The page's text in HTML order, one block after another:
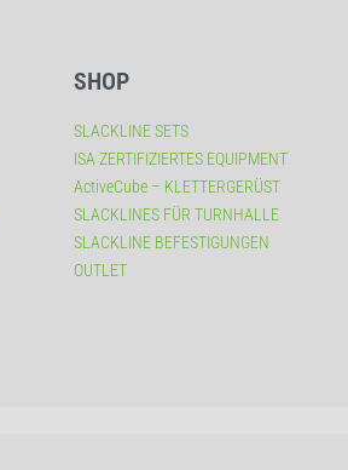
SHOP
SLACKLINE SETS
ISA ZERTIFIZIERTES EQUIPMENT
ActiveCube – KLETTERGERÜST
SLACKLINES FÜR TURNHALLE
SLACKLINE BEFESTIGUNGEN
OUTLET